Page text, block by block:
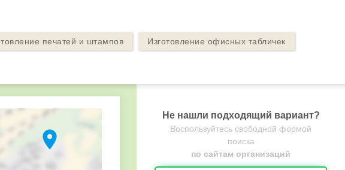
печатей и штампов Изготовление офисных табличек
location_on
Не нашли подходящий вариант?
Воспользуйтесь свободной формой
поиска
по сайтам организаций